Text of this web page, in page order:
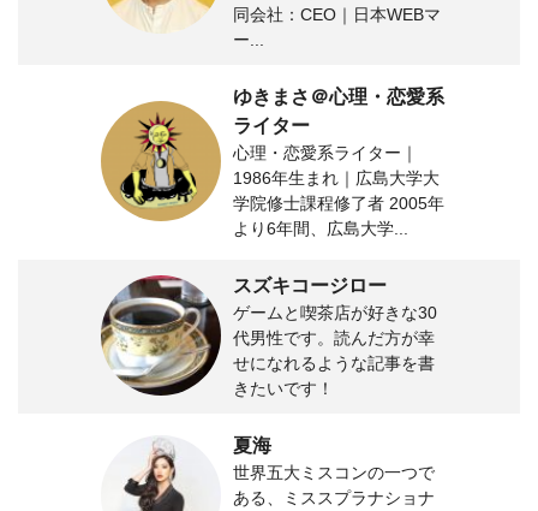
同会社：CEO｜日本WEBマ
ー...
ゆきまさ＠心理・恋愛系
ライター
心理・恋愛系ライター｜
1986年生まれ｜広島大学大
学院修士課程修了者 2005年
より6年間、広島大学...
スズキコージロー
ゲームと喫茶店が好きな30
代男性です。読んだ方が幸
せになれるような記事を書
きたいです！
夏海
世界五大ミスコンの一つで
ある、ミススプラナショナ